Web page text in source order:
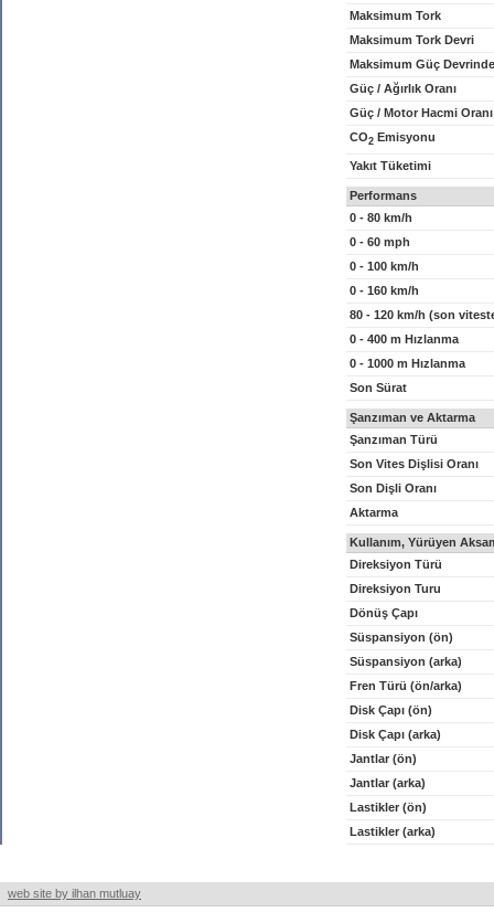
Maksimum Tork
Maksimum Tork Devri
Maksimum Güç
Güç / Ağırlık Oranı
Güç / Motor Hacmi Oranı
CO2 Emisyonu
Yakıt Tüketimi
Performans
0 - 80 km/h
0 - 60 mph
0 - 100 km/h
0 - 160 km/h
80 - 120 km/h (son
0 - 400 m Hızlanma
0 - 1000 m Hızlanma
Son Sürat
Şanzıman ve Aktarma
Şanzıman Türü
Son Vites Dişlisi Oranı
Son Dişli Oranı
Aktarma
Kullanım, Yürüyen
Direksiyon Türü
Direksiyon Turu
Dönüş Çapı
Süspansiyon (ön)
Süspansiyon (arka)
Fren Türü (ön/arka)
Disk Çapı (ön)
Disk Çapı (arka)
Jantlar (ön)
Jantlar (arka)
Lastikler (ön)
Lastikler (arka)
web site by ilhan mutluay